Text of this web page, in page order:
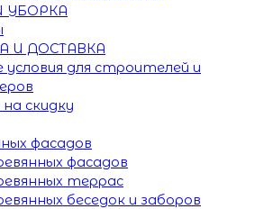
УБОРКА
И ДОСТАВКА
условия для строителей и
скидку
фасадов
фасадов
террас
беседок и заборов